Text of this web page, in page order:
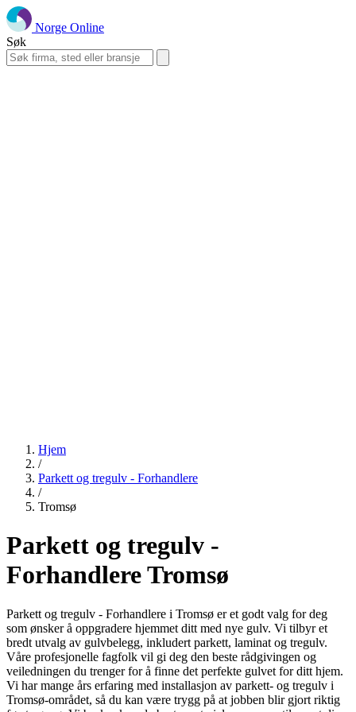
Norge Online
Søk
Hjem
/
Parkett og tregulv - Forhandlere
/
Tromsø
Parkett og tregulv -
Forhandlere Tromsø
Parkett og tregulv - Forhandlere i Tromsø er et godt valg for deg
som ønsker å oppgradere hjemmet ditt med nye gulv. Vi tilbyr et
bredt utvalg av gulvbelegg, inkludert parkett, laminat og tregulv.
Våre profesjonelle fagfolk vil gi deg den beste rådgivingen og
veiledningen du trenger for å finne det perfekte gulvet for ditt hjem.
Vi har mange års erfaring med installasjon av parkett- og tregulv i
Tromsø-området, så du kan være trygg på at jobben blir gjort riktig